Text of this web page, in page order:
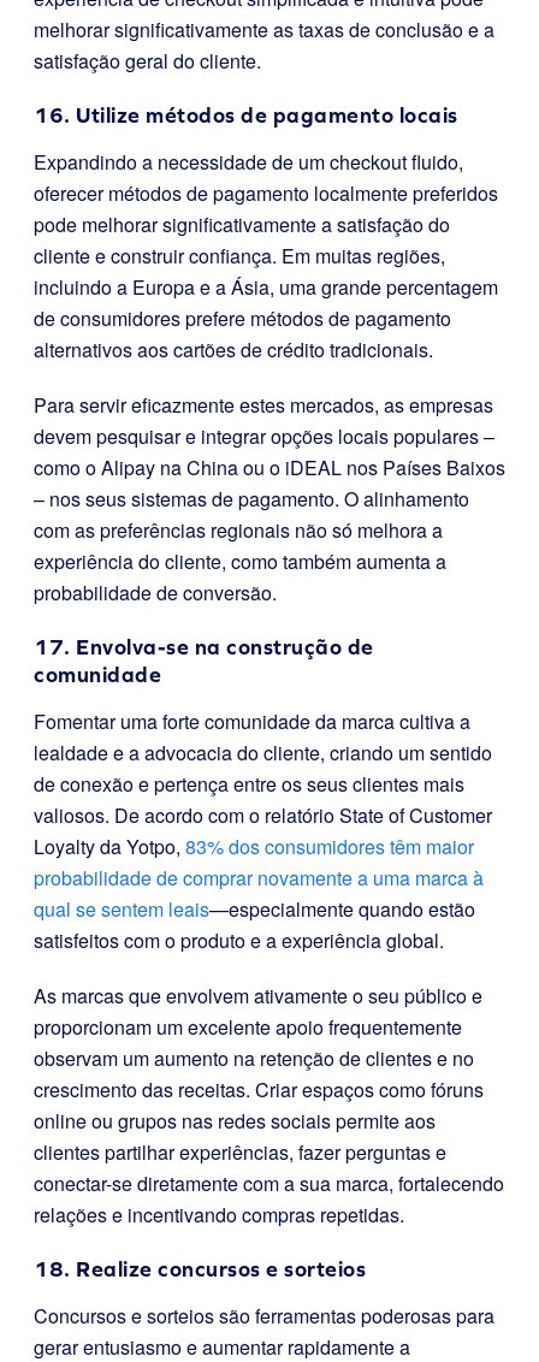
melhorar significativamente as taxas de conclusão e a
satisfação geral do cliente.
16. Utilize métodos de pagamento locais
Expandindo a necessidade de um checkout fluido,
oferecer métodos de pagamento localmente preferidos
pode melhorar significativamente a satisfação do
cliente e construir confiança. Em muitas regiões,
incluindo a Europa e a Ásia, uma grande percentagem
de consumidores prefere métodos de pagamento
alternativos aos cartões de crédito tradicionais.
Para servir eficazmente estes mercados, as empresas
devem pesquisar e integrar opções locais populares –
como o Alipay na China ou o iDEAL nos Países Baixos
– nos seus sistemas de pagamento. O alinhamento
com as preferências regionais não só melhora a
experiência do cliente, como também aumenta a
probabilidade de conversão.
17. Envolva-se na construção de
comunidade
Fomentar uma forte comunidade da marca cultiva a
lealdade e a advocacia do cliente, criando um sentido
de conexão e pertença entre os seus clientes mais
valiosos. De acordo com o relatório State of Customer
Loyalty da Yotpo, 83% dos consumidores têm maior
probabilidade de comprar novamente a uma marca à
qual se sentem leais—especialmente quando estão
satisfeitos com o produto e a experiência global.
As marcas que envolvem ativamente o seu público e
proporcionam um excelente apoio frequentemente
observam um aumento na retenção de clientes e no
crescimento das receitas. Criar espaços como fóruns
online ou grupos nas redes sociais permite aos
clientes partilhar experiências, fazer perguntas e
conectar-se diretamente com a sua marca, fortalecendo
relações e incentivando compras repetidas.
18. Realize concursos e sorteios
Concursos e sorteios são ferramentas poderosas para
gerar entusiasmo e aumentar rapidamente a